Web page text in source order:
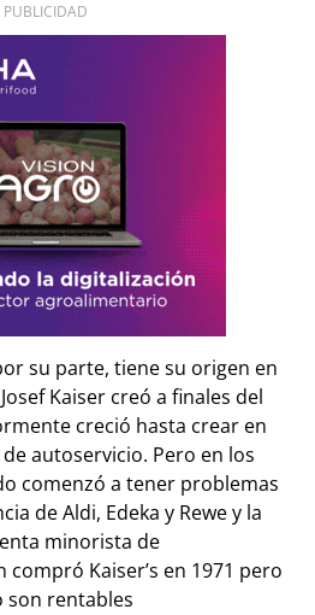
PUBLICIDAD
su parte, tiene su origen en
Kaiser creó a finales del
creció hasta crear en
autoservicio. Pero en los
comenzó a tener problemas
de Aldi, Edeka y Rewe y la
minorista de
Kaiser’s en 1971 pero
son rentables